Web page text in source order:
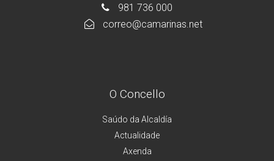
981 736 000
correo@camarinas.net
O Concello
Saúdo da Alcaldía
Actualidade
Axenda